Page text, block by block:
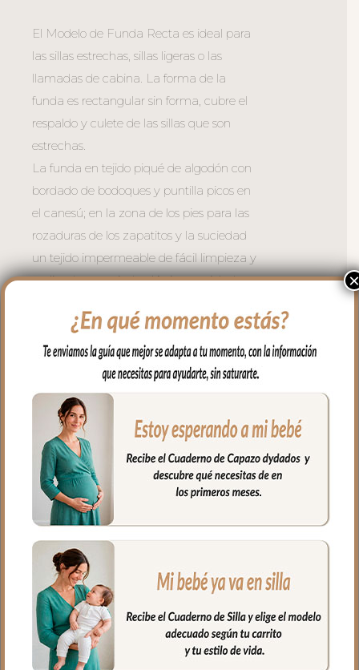
El Modelo de Funda Recta es ideal para
las sillas estrechas, sillas ligeras o las
llamadas de cabina. La forma de la
funda es rectangular sin forma, cubre el
respaldo y culete de las sillas que son
estrechas.
La funda en tejido piqué de algodón con
bordado de bodoques y puntilla picos en
el canesú; en la zona de los pies para las
rozaduras de los zapatitos y la suciedad
un tejido impermeable de fácil limpieza y
realizado a partir de plásticos reciclados.
hueca para mayor confort del bebé y
muy buena transpirabilidad. Por el revés
un tejido rejilla 3D para una mejor
ventilación.
Para sujetar la funda en la silla tenemos
las cintas y las gomitas para sujetar en la
parte de arriba del respaldo. Cuenta con
el sistema de sujeción S_PLUS para
conseguir que a la funda quede mejor
sujeta al respaldo. Son unas cintas que
pasas por las aberturas de los arneses en
el respaldo hasta pasar a la parte
posterior y se abrochan entre ellas.
Las aberturas verticales en el respaldo y
ojales en el culete son aptas para la salida
de arenes de todo tipo de sillas.
×